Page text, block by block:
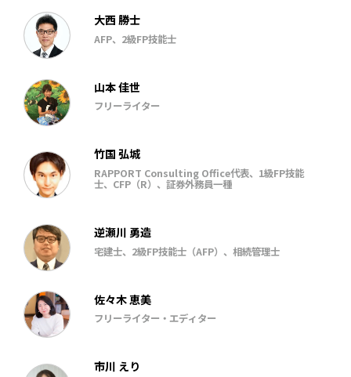
大西 勝士
AFP、2級FP技能士
山本 佳世
フリーライター
竹国 弘城
RAPPORT Consulting Office代表、1級FP技能
士、CFP（R）、証券外務員一種
逆瀬川 勇造
宅建士、2級FP技能士（AFP）、相続管理士
佐々木 恵美
フリーライター・エディター
市川 えり